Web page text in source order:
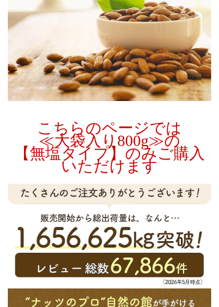
こちらのページでは
≪大袋入り800g≫の
【無塩タイプ】のみご購入
いただけます